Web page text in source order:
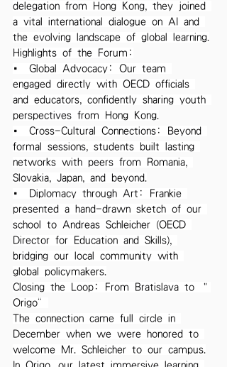
delegation from Hong Kong, they joined
a vital international dialogue on AI and
the evolving landscape of global learning.
Highlights of the Forum:
• Global Advocacy: Our team
engaged directly with OECD officials
and educators, confidently sharing youth
perspectives from Hong Kong.
• Cross-Cultural Connections: Beyond
formal sessions, students built lasting
networks with peers from Romania,
Slovakia, Japan, and beyond.
• Diplomacy through Art: Frankie
presented a hand-drawn sketch of our
school to Andreas Schleicher (OECD
Director for Education and Skills),
bridging our local community with
global policymakers.
Closing the Loop: From Bratislava to ”
Origo“
The connection came full circle in
December when we were honored to
welcome Mr. Schleicher to our campus.